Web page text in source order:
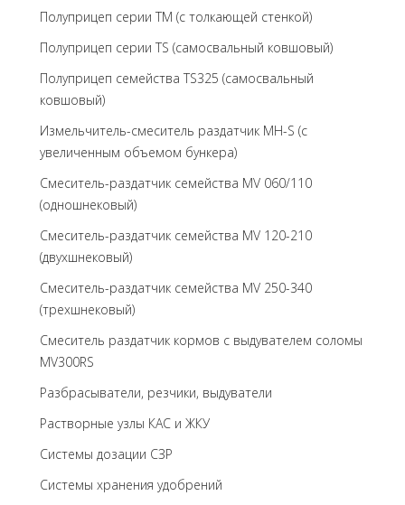
Полуприцеп серии TM (с толкающей стенкой)
Полуприцеп серии TS (самосвальный ковшовый)
Полуприцеп семейства TS325 (самосвальный
ковшовый)
Измельчитель-смеситель раздатчик MH-S (с
увеличенным объемом бункера)
Смеситель-раздатчик семейства MV 060/110
(одношнековый)
Смеситель-раздатчик семейства MV 120-210
(двухшнековый)
Смеситель-раздатчик семейства MV 250-340
(трехшнековый)
Cмеситель раздатчик кормов с выдувателем соломы
MV300RS
Разбрасыватели, резчики, выдуватели
Растворные узлы КАС и ЖКУ
Системы дозации СЗР
Системы хранения удобрений